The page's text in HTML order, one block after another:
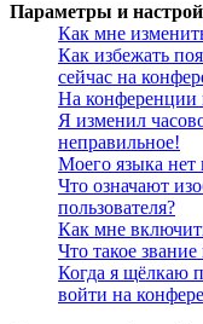
Параметры и
Как мне
Как избежать
сейчас на
На конференции
Я изменил
неправильное!
Моего языка нет
Что означают
пользователя?
Как мне
Что такое
Когда я щёлкаю
войти на